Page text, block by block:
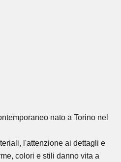
nato a Torino nel
l'attenzione ai dettagli e
colori e stili danno vita a